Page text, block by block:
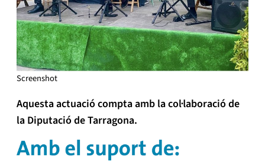
Screenshot
Aquesta actuació compta amb la col·laboració de
la Diputació de Tarragona.